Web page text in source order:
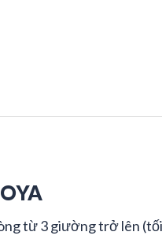
từ 3 giường trở lên